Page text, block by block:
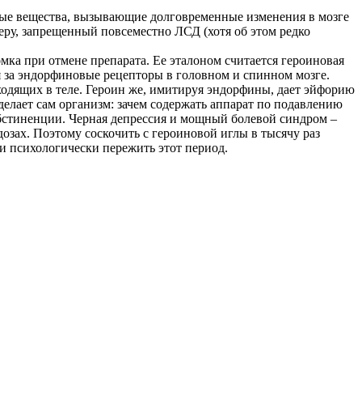
вещества, вызывающие долговременные изменения в мозге
запрещенный повсеместно ЛСД (хотя об этом редко
при отмене препарата. Ее эталоном считается героиновая
эндорфиновые рецепторы в головном и спинном мозге.
в теле. Героин же, имитируя эндорфины, дает эйфорию
сам организм: зачем содержать аппарат по подавлению
Черная депрессия и мощный болевой синдром –
Поэтому соскочить с героиновой иглы в тысячу раз
психологически пережить этот период.